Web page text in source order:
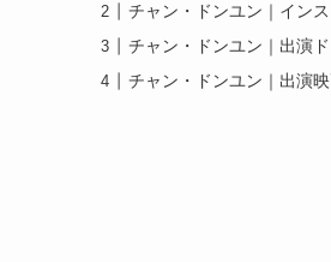
チャン・ドンユン｜イン
チャン・ドンユン｜出演
チャン・ドンユン｜出演